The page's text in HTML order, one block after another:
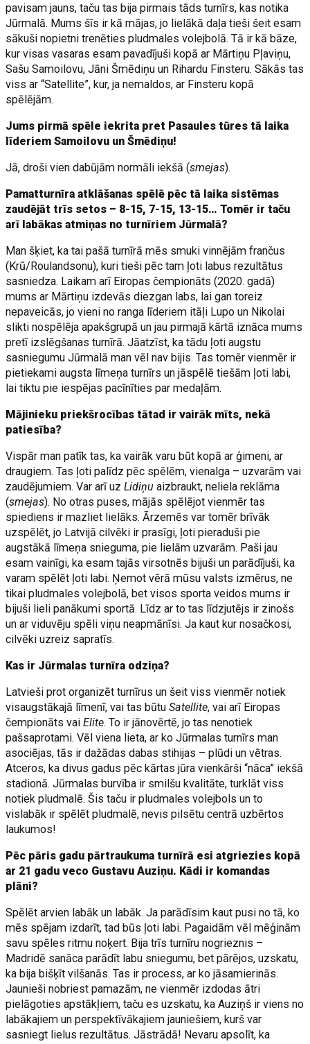
pavisam jauns, taču tas bija pirmais tāds turnīrs, kas notika
Jūrmalā. Mums šīs ir kā mājas, jo lielākā daļa tieši šeit esam
sākuši nopietni trenēties pludmales volejbolā. Tā ir kā bāze,
kur visas vasaras esam pavadījuši kopā ar Mārtiņu Pļaviņu,
Sašu Samoilovu, Jāni Šmēdiņu un Rihardu Finsteru. Sākās tas
viss ar “Satellite”, kur, ja nemaldos, ar Finsteru kopā
spēlējām.
Jums pirmā spēle iekrita pret Pasaules tūres tā laika
līderiem Samoilovu un Šmēdiņu!
Jā, droši vien dabūjām normāli iekšā (smejas).
Pamatturnīra atklāšanas spēlē pēc tā laika sistēmas
zaudējāt trīs setos – 8-15, 7-15, 13-15… Tomēr ir taču
arī labākas atmiņas no turnīriem Jūrmalā?
Man šķiet, ka tai pašā turnīrā mēs smuki vinnējām frančus
(Krū/Roulandsonu), kuri tieši pēc tam ļoti labus rezultātus
sasniedza. Laikam arī Eiropas čempionāts (2020. gadā)
mums ar Mārtiņu izdevās diezgan labs, lai gan toreiz
nepaveicās, jo vieni no ranga līderiem itāļi Lupo un Nikolai
slikti nospēlēja apakšgrupā un jau pirmajā kārtā iznāca mums
pretī izslēgšanas turnīrā. Jāatzīst, ka tādu ļoti augstu
sasniegumu Jūrmalā man vēl nav bijis. Tas tomēr vienmēr ir
pietiekami augsta līmeņa turnīrs un jāspēlē tiešām ļoti labi,
lai tiktu pie iespējas pacīnīties par medaļām.
Mājinieku priekšrocības tātad ir vairāk mīts, nekā
patiesība?
Vispār man patīk tas, ka vairāk varu būt kopā ar ģimeni, ar
draugiem. Tas ļoti palīdz pēc spēlēm, vienalga – uzvarām vai
zaudējumiem. Var arī uzLidiņuaizbraukt, neliela reklāma
(smejas). No otras puses, mājās spēlējot vienmēr tas
spiediens ir mazliet lielāks. Ārzemēs var tomēr brīvāk
uzspēlēt, jo Latvijā cilvēki ir prasīgi, ļoti pieraduši pie
augstākā līmeņa snieguma, pie lielām uzvarām. Paši jau
esam vainīgi, ka esam tajās virsotnēs bijuši un parādījuši, ka
varam spēlēt ļoti labi. Ņemot vērā mūsu valsts izmērus, ne
tikai pludmales volejbolā, bet visos sporta veidos mums ir
bijuši lieli panākumi sportā. Līdz ar to tas līdzjutējs ir zinošs
un ar viduvēju spēli viņu neapmānīsi. Ja kaut kur nosačkosi,
cilvēki uzreiz sapratīs.
Kas ir Jūrmalas turnīra odziņa?
Latvieši prot organizēt turnīrus un šeit viss vienmēr notiek
visaugstākajā līmenī, vai tas būtuSatellite, vai arī Eiropas
čempionāts vaiElite. To ir jānovērtē, jo tas nenotiek
pašsaprotami. Vēl viena lieta, ar ko Jūrmalas turnīrs man
asociējas, tās ir dažādas dabas stihijas – plūdi un vētras.
Atceros, ka divus gadus pēc kārtas jūra vienkārši “nāca” iekšā
stadionā. Jūrmalas burvība ir smilšu kvalitāte, turklāt viss
notiek pludmalē. Šis taču ir pludmales volejbols un to
vislabāk ir spēlēt pludmalē, nevis pilsētu centrā uzbērtos
laukumos!
Pēc pāris gadu pārtraukuma turnīrā esi atgriezies kopā
ar 21 gadu veco Gustavu Auziņu. Kādi ir komandas
plāni?
Spēlēt arvien labāk un labāk. Ja parādīsim kaut pusi no tā, ko
mēs spējam izdarīt, tad būs ļoti labi. Pagaidām vēl mēģinām
savu spēles ritmu noķert. Bija trīs turnīru nogrieznis –
Madridē sanāca parādīt labu sniegumu, bet pārējos, uzskatu,
ka bija bišķīt vilšanās. Tas ir process, ar ko jāsamierinās.
Jaunieši nobriest pamazām, ne vienmēr izdodas ātri
pielāgoties apstākļiem, taču es uzskatu, ka Auziņš ir viens no
labākajiem un perspektīvākajiem jauniešiem, kurš var
sasniegt lielus rezultātus. Jāstrādā! Nevaru apsolīt, ka